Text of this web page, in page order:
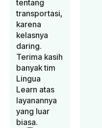
tentang
transportasi,
karena
kelasnya
daring.
Terima kasih
banyak tim
Lingua
Learn atas
layanannya
yang luar
biasa.